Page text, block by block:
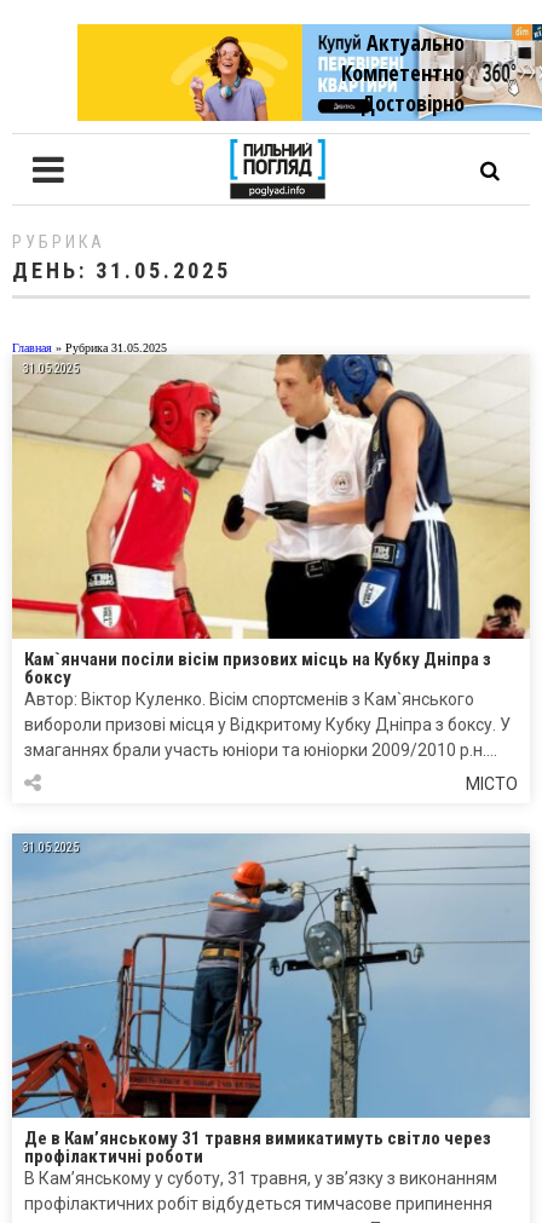
Актуально
Компетентно
Достовiрно
РУБРИКА
ДЕНЬ: 31.05.2025
Главная » Рубрика 31.05.2025
31.05.2025
Кам`янчани посіли вісім призових місць на Кубку Дніпра з
боксу
Автор: Віктор Куленко. Вісім спортсменів з Кам`янського
вибороли призові місця у Відкритому Кубку Дніпра з боксу. У
змаганнях брали участь юніори та юніорки 2009/2010 р.н….
МІСТО
31.05.2025
Де в Кам’янському 31 травня вимикатимуть світло через
профілактичні роботи
В Кам’янському у суботу, 31 травня, у зв’язку з виконанням
профілактичних робіт відбудеться тимчасове припинення